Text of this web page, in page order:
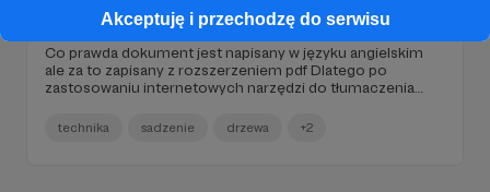
Akceptuję i przechodzę do serwisu
Europejski standard sadzenia drzew
Co prawda dokument jest napisany w języku angielskim
ale za to zapisany z rozszerzeniem pdf Dlatego po
zastosowaniu internetowych narzędzi do tłumaczenia
angielskiego.
technika sadzenie drzewa +2